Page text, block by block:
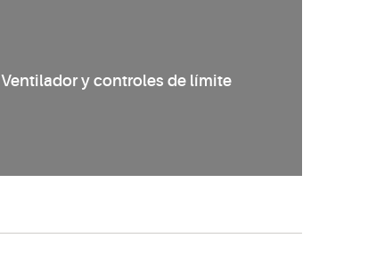
Ventilador y controles de límite